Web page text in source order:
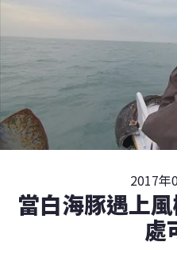
2017年
當白海豚遇上
處